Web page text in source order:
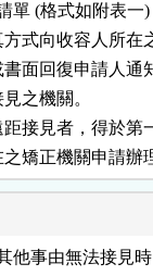
單 (格式如附表一
方式向收容人所在
書面回復申請人通
距接見之機關
距接見者，得於第
之矯正機關申請辦
他事由無法接見